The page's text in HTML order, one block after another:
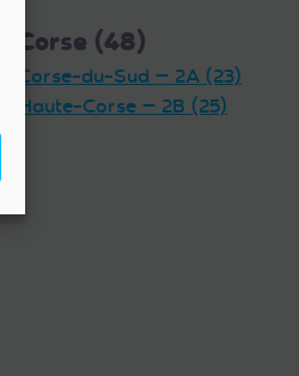
Corse (48)
Corse-du-Sud — 2A (23)
Haute-Corse — 2B (25)